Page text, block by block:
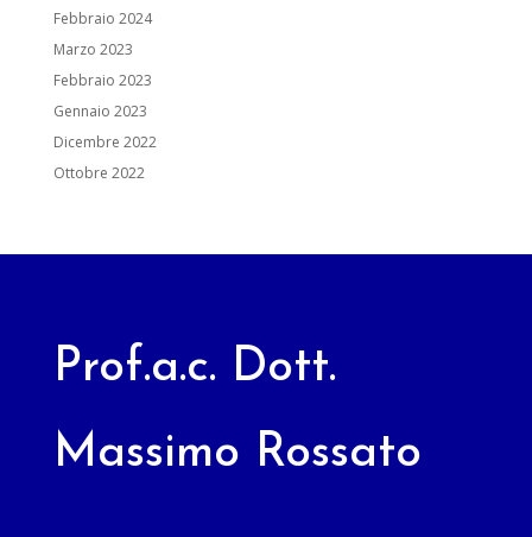
Febbraio 2024
Marzo 2023
Febbraio 2023
Gennaio 2023
Dicembre 2022
Ottobre 2022
Prof.a.c. Dott.
Massimo Rossato